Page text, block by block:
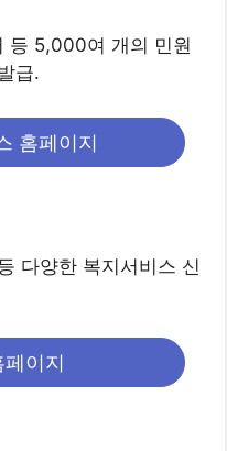
등 5,000여 개의 민원
급.
홈페이지
다양한 복지서비스 신
이지